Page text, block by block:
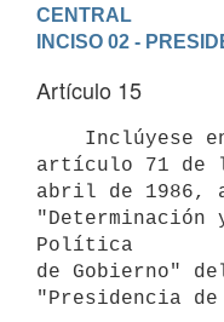
CENTRAL
INCISO 02 -
Artículo 15
artículo 71 de
abril de 1986,
Política
de Gobierno"